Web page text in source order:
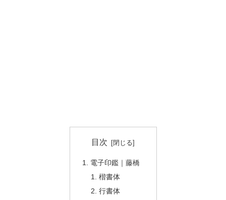
目次
電子印鑑｜藤橋
楷書体
行書体